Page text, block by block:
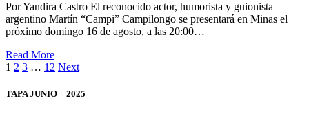
Por Yandira Castro El reconocido actor, humorista y guionista
argentino Martín “Campi” Campilongo se presentará en Minas el
próximo domingo 16 de agosto, a las 20:00…
Read More
1 2 3 … 12 Next
TAPA JUNIO – 2025